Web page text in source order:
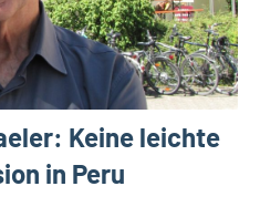
Keine leichte
in Peru